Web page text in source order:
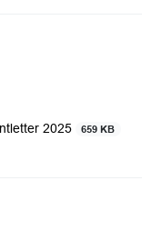
2025
659 KB